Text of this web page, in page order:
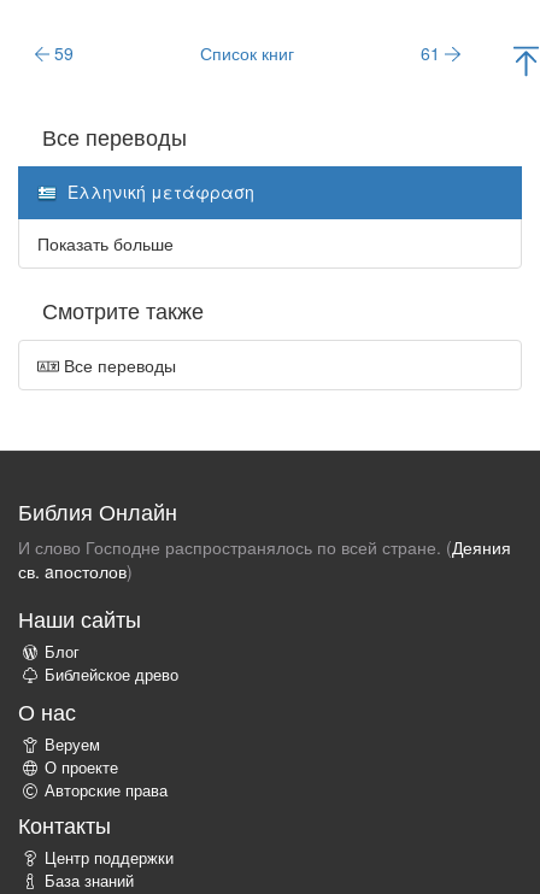
59 Список книг 61
Все переводы
Ελληνική μετάφραση
Показать больше
Смотрите также
Все переводы
Библия Онлайн
И слово Господне распространялось по всей стране. (Деяния
св. aпостолов)
Наши сайты
Блог
Библейское древо
О нас
Веруем
О проекте
Авторские права
Контакты
Центр поддержки
База знаний